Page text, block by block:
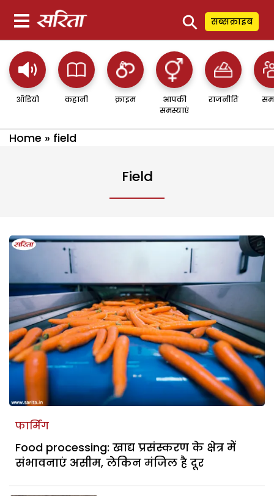
⚲ सब्सक्राइब
ऑडियो कहानी क्राइम
आपकी
समस्याएं
राजनीति
Home » field
Field
फार्मिंग
Food processing: खाद्य प्रसंस्करण के क्षेत्र में
संभावनाएं असीम, लेकिन मंजिल है दूर